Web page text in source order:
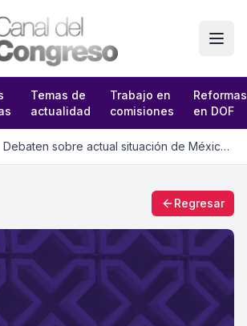
Temas de
actualidad
Trabajo en
comisiones
Reformas
en DOF
Debaten sobre actual situación de México en Comisión Permanente
Regresar